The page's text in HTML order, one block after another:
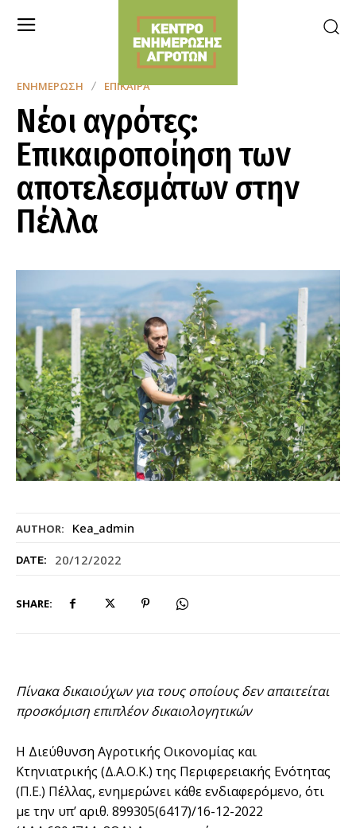
AUTHOR: Kea_admin
DATE: 20/12/2022
SHARE:
ΕΝΗΜΈΡΩΣΗ ΕΠΊΚΑΙΡΑ
Νέοι αγρότες:
Επικαιροποίηση των
αποτελεσμάτων στην
Πέλλα
Πίνακα δικαιούχων για τους οποίους δεν απαιτείται
προσκόμιση επιπλέον δικαιολογητικών
Η Διεύθυνση Αγροτικής Οικονομίας και
Κτηνιατρικής (Δ.Α.Ο.Κ.) της Περιφερειακής Ενότητας
(Π.Ε.) Πέλλας, ενημερώνει κάθε ενδιαφερόμενο, ότι
με την υπ’ αριθ. 899305(6417)/16-12-2022